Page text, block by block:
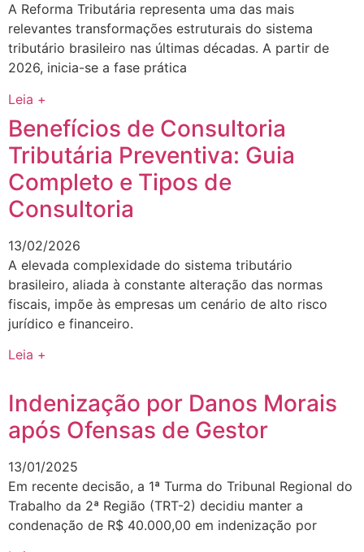
A Reforma Tributária representa uma das mais
relevantes transformações estruturais do sistema
tributário brasileiro nas últimas décadas. A partir de
2026, inicia-se a fase prática
Leia +
Benefícios de Consultoria
Tributária Preventiva: Guia
Completo e Tipos de
Consultoria
13/02/2026
A elevada complexidade do sistema tributário
brasileiro, aliada à constante alteração das normas
fiscais, impõe às empresas um cenário de alto risco
jurídico e financeiro.
Leia +
Indenização por Danos Morais
após Ofensas de Gestor
13/01/2025
Em recente decisão, a 1ª Turma do Tribunal Regional do
Trabalho da 2ª Região (TRT-2) decidiu manter a
condenação de R$ 40.000,00 em indenização por